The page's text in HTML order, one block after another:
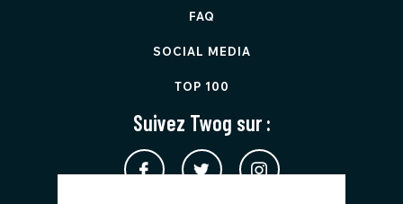
FAQ
SOCIAL MEDIA
TOP 100
Suivez Twog sur :